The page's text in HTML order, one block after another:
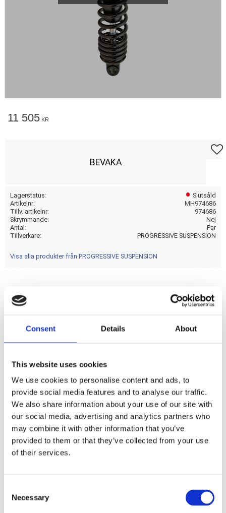
Consent Details About
This website uses cookies
We use cookies to personalise content and ads, to
provide social media features and to analyse our traffic.
We also share information about your use of our site with
our social media, advertising and analytics partners who
may combine it with other information that you’ve
provided to them or that they’ve collected from your use
of their services.
Necessary
11 505 KR
BEVAKA
Lagerstatus
Slutsåld
Artikelnr
MH974686
Tillv. artikelnr
974686
Skrymmande
Nej
Antal
Par
Tillverkare
PROGRESSIVE SUSPENSION
Visa alla produkter från PROGRESSIVE SUSPENSION
BLACK
Dela med dig
F
c
e
b
o
k
Omdömen
Du
Bli den första att lämna ett omdöme.